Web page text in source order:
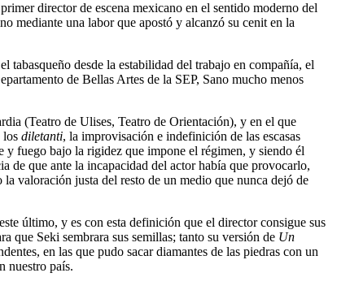
director de escena mexicano en el sentido moderno del
mediante una labor que apostó y alcanzó su cenit en la
tabasqueño desde la estabilidad del trabajo en compañía, el
de Bellas Artes de la SEP, Sano mucho menos
(Teatro de Ulises, Teatro de Orientación), y en el que
los diletanti, la improvisación e indefinición de las escasas
fuego bajo la rigidez que impone el régimen, y siendo él
de que ante la incapacidad del actor había que provocarlo,
valoración justa del resto de un medio que nunca dejó de
último, y es con esta definición que el director consigue sus
que Seki sembrara sus semillas; tanto su versión de Un
en las que pudo sacar diamantes de las piedras con un
nuestro país.